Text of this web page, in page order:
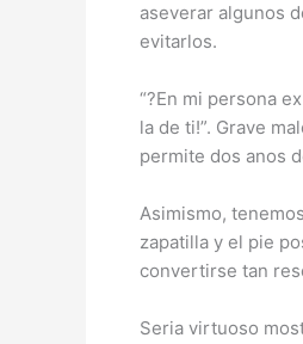
aseverar algunos
evitarlos.
“?En mi persona
la de ti!”. Grave
permite dos anos
Asimismo,
zapatilla y el pie
convertirse tan
Seri­a virtuoso